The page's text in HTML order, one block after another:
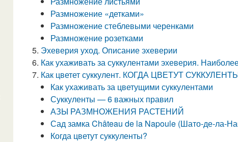
Размножение «детками»
Размножение стеблевыми черенками
Размножение розетками
Эхеверия уход. Описание эхеверии
Как ухаживать за суккулентами эхеверия.
Как цветет суккулент. КОГДА ЦВЕТУТ
Как ухаживать за цветущими суккулентами
Суккуленты — 6 важных правил
АЗЫ РАЗМНОЖЕНИЯ РАСТЕНИЙ
Сад замка Château de la Napoule (Шато-де-ла-
Когда цветут суккуленты?